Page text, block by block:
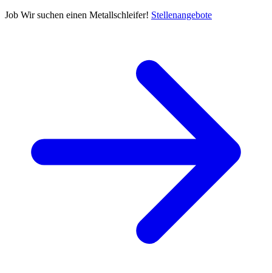
Job Wir suchen einen Metallschleifer! Stellenangebote